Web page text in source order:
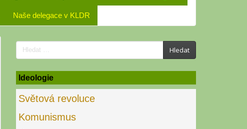
Naše delegace v KLDR
Search
for:
Hledat
Ideologie
Světová revoluce
Komunismus